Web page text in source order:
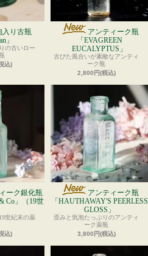
入り古瓶
」
の古いロー
込)
アンティーク瓶
「EVAGREEN
EUCALYPTUS」
古びた風合いが素敵なアンティ
ーク瓶
2,800円(税込)
ーク銀化瓶
Co」（19世
世紀末の薬
込)
アンティーク瓶
「HAUTHAWAY'S PEERLESS
GLOSS」
歪みと気泡たっぷりのアンティ
ーク薬瓶
3,800円(税込)